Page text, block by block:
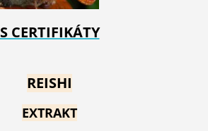
S CERTIFIKÁTY
REISHI
EXTRAKT